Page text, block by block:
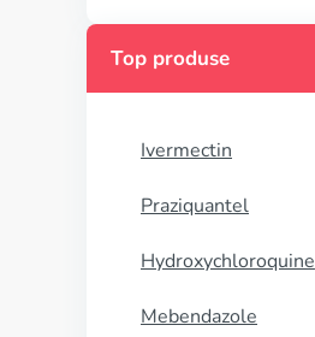
Top produse
Ivermectin
Praziquantel
Hydroxychloroquine
Mebendazole